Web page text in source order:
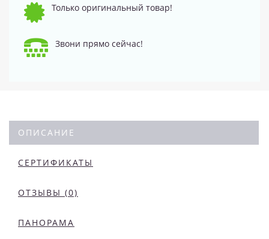
Только оригинальный товар!
Звони прямо сейчас!
ОПИСАНИЕ
СЕРТИФИКАТЫ
ОТЗЫВЫ (0)
ПАНОРАМА